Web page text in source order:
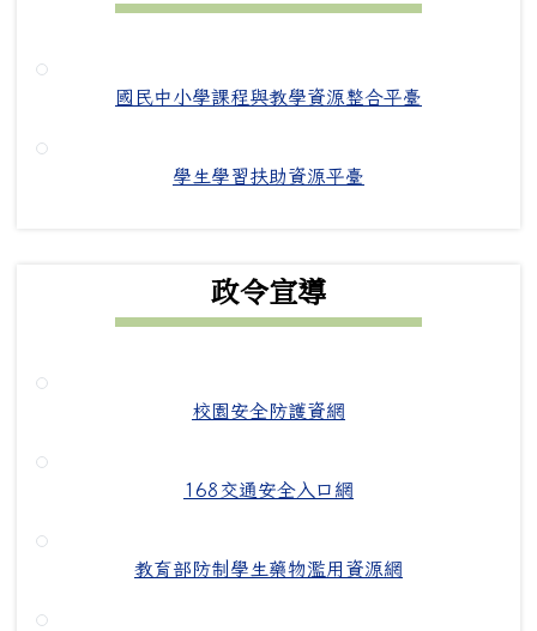
國民中小學課程與教學資源整合平臺
學生學習扶助資源平臺
政令宣導
校園安全防護資網
168交通安全入口網
教育部防制學生藥物濫用資源網